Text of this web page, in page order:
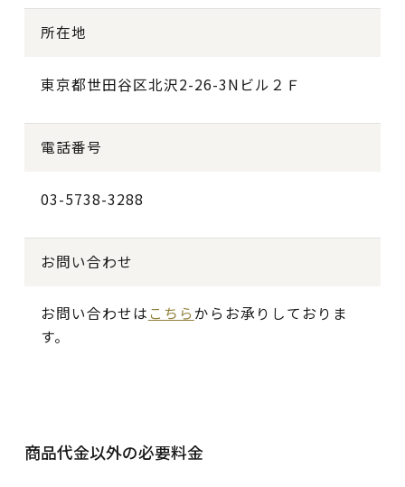
所在地
東京都世田谷区北沢2-26-3Nビル２Ｆ
電話番号
03-5738-3288
お問い合わせ
お問い合わせは こちら からお承りしておりま
す。
商品代金以外の必要料金